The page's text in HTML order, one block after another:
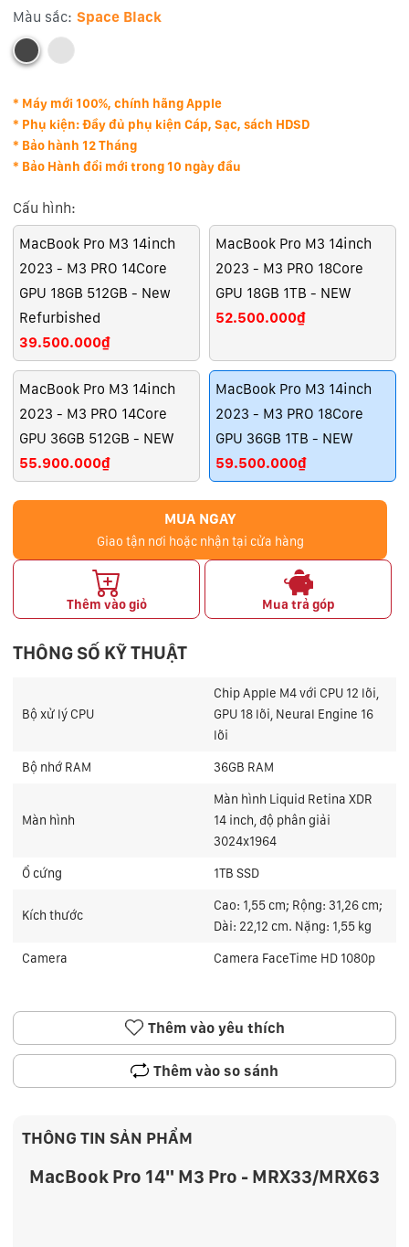
Màu sắc: Space Black
* Máy mới 100%, chính hãng Apple
* Phụ kiện: Đầy đủ phụ kiện Cáp, Sạc, sách HDSD
* Bảo hành 12 Tháng
* Bảo Hành đổi mới trong 10 ngày đầu
Cấu hình:
MacBook Pro M3 14inch
2023 - M3 PRO 14Core
GPU 18GB 512GB - New
Refurbished
39.500.000₫
MacBook Pro M3 14inch
2023 - M3 PRO 18Core
GPU 18GB 1TB - NEW
52.500.000₫
MacBook Pro M3 14inch
2023 - M3 PRO 14Core
GPU 36GB 512GB - NEW
55.900.000₫
MacBook Pro M3 14inch
2023 - M3 PRO 18Core
GPU 36GB 1TB - NEW
59.500.000₫
MUA NGAY
Giao tận nơi hoặc nhận tại cửa hàng
Thêm vào giỏ Mua trả góp
THÔNG SỐ KỸ THUẬT
Bộ xử lý CPU
Chip Apple M4 với CPU 12 lõi,
GPU 18 lõi, Neural Engine 16
lõi
Bộ nhớ RAM 36GB RAM
Màn hình
Màn hình Liquid Retina XDR
14 inch, độ phân giải
3024x1964
Ổ cứng 1TB SSD
Kích thước
Cao: 1,55 cm; Rộng: 31,26 cm;
Dài: 22,12 cm. Nặng: 1,55 kg
Camera Camera FaceTime HD 1080p
Thêm vào yêu thích
Thêm vào so sánh
THÔNG TIN SẢN PHẨM
MacBook Pro 14" M3 Pro - MRX33/MRX63